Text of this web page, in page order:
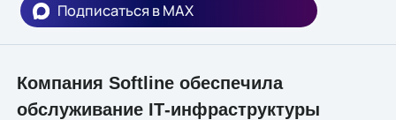
Подписаться в MAX
Компания Softline обеспечила
обслуживание IТ-инфраструктуры